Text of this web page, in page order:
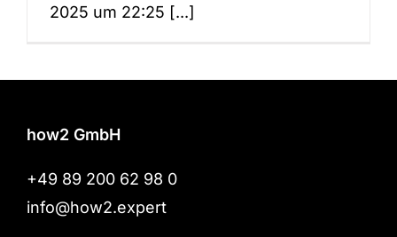
3Sat
2025 um 22:25 [...]
how2 GmbH
+49 89 200 62 98 0
info@how2.expert